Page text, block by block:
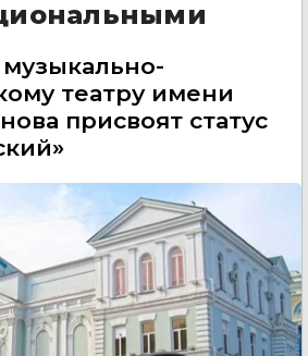
театру имени
присвоят статус